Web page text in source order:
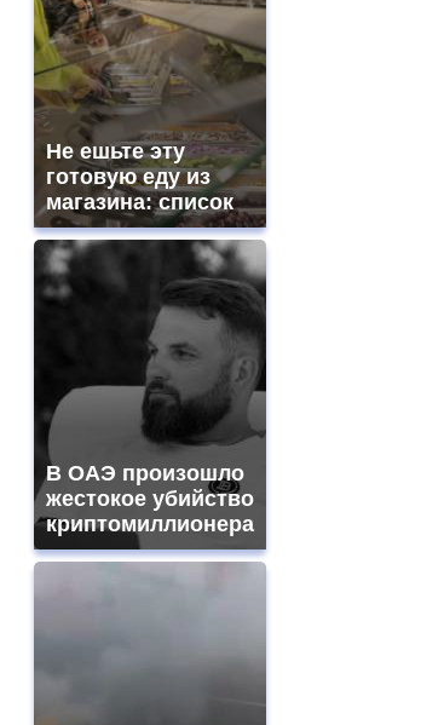
Не ешьте эту
готовую еду из
магазина: список
В ОАЭ произошло
жестокое убийство
криптомиллионера